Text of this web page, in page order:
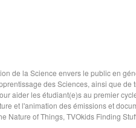
de la Science envers le public en
des Sciences, ainsi que de
aider les étudiant(e)s au premier
et l'animation des émissions et
of Things, TVOkids Finding